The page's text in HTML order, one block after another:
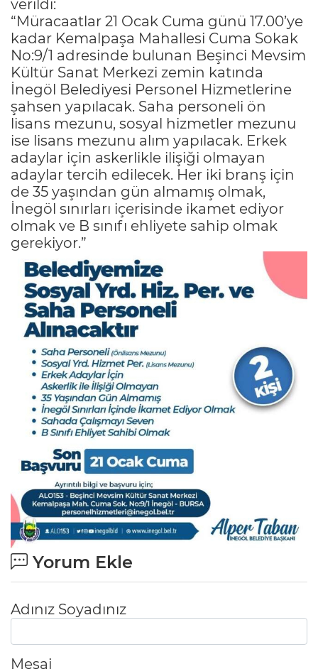
verildi:
“Müracaatlar 21 Ocak Cuma günü 17.00’ye
kadar Kemalpaşa Mahallesi Cuma Sokak
No:9/1 adresinde bulunan Beşinci Mevsim
Kültür Sanat Merkezi zemin katında
İnegöl Belediyesi Personel Hizmetlerine
şahsen yapılacak. Saha personeli ön
lisans mezunu, sosyal hizmetler mezunu
ise lisans mezunu alım yapılacak. Erkek
adaylar için askerlikle ilişiği olmayan
adaylar tercih edilecek. Her iki branş için
de 35 yaşından gün almamış olmak,
İnegöl sınırları içerisinde ikamet ediyor
olmak ve B sınıfı ehliyete sahip olmak
gerekiyor.”
Yorum Ekle
Adınız Soyadınız
Mesaj